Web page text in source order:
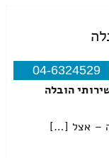
04-6324529
הובלה
– אצל […]